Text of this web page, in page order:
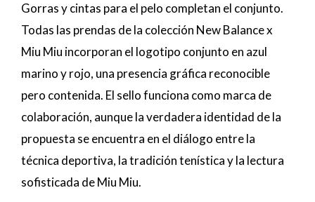
Gorras y cintas para el pelo completan el conjunto.
Todas las prendas de la colección New Balance x
Miu Miu incorporan el logotipo conjunto en azul
marino y rojo, una presencia gráfica reconocible
pero contenida. El sello funciona como marca de
colaboración, aunque la verdadera identidad de la
propuesta se encuentra en el diálogo entre la
técnica deportiva, la tradición tenística y la lectura
sofisticada de Miu Miu.